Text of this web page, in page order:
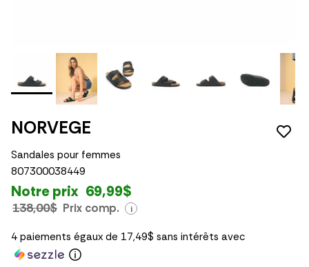
NORVEGE
Sandales pour femmes
807300038449
Notre prix 69,99$
138,00$ Prix comp. i
4 paiements égaux de 17,49$ sans intérêts avec